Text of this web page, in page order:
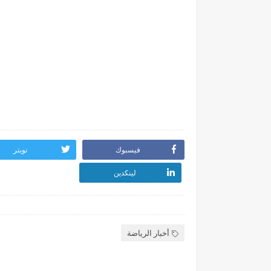
فيسبوك تويتر
لينكدين
أخبار الرياضة